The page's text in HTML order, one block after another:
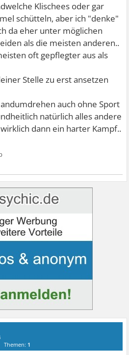
Klischees oder gar
schütteln, aber ich "denke"
da eher unter möglichen
als die meisten anderen..
oft gepflegter aus als
Stelle zu erst ansetzen
auch ohne Sport
natürlich alles andere
dann ein harter Kampf..
Themen: 1